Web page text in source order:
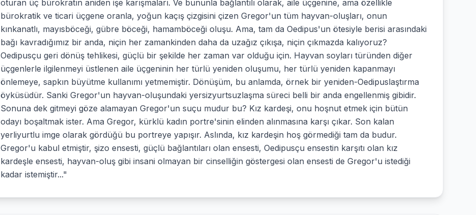
oturan üç bürokratın aniden işe karışmaları. Ve bununla bağlantılı olarak, aile üçgenine, ama özellikle
bürokratik ve ticari üçgene oranla, yoğun kaçış çizgisini çizen Gregor'un tüm hayvan-oluşları, onun
kınkanatlı, mayısböceği, gübre böceği, hamamböceği oluşu. Ama, tam da Oedipus'un ötesiyle berisi arasındaki
bağı kavradığımız bir anda, niçin her zamankinden daha da uzağız çıkışa, niçin çıkmazda kalıyoruz?
Oedipusçu geri dönüş tehlikesi, güçlü bir şekilde her zaman var olduğu için. Hayvan soyları türünden diğer
üçgenlerle ilgilenmeyi üstlenen aile üçgeninin her türlü yeniden oluşumu, her türlü yeniden kapanmayı
önlemeye, sapkın büyütme kullanımı yetmemiştir. Dönüşüm, bu anlamda, örnek bir yeniden-Oedipuslaştırma
öyküsüdür. Sanki Gregor'un hayvan-oluşundaki yersizyurtsuzlaşma süreci belli bir anda engellenmiş gibidir.
Sonuna dek gitmeyi göze alamayan Gregor'un suçu mudur bu? Kız kardeşi, onu hoşnut etmek için bütün
odayı boşaltmak ister. Ama Gregor, kürklü kadın portre'sinin elinden alınmasına karşı çıkar. Son kalan
yerliyurtlu imge olarak gördüğü bu portreye yapışır. Aslında, kız kardeşin hoş görmediği tam da budur.
Gregor'u kabul etmiştir, şizo ensesti, güçlü bağlantıları olan ensesti, Oedipusçu ensestin karşıtı olan kız
kardeşle ensesti, hayvan-oluş gibi insani olmayan bir cinselliğin göstergesi olan ensesti de Gregor'u istediği
kadar istemiştir..."